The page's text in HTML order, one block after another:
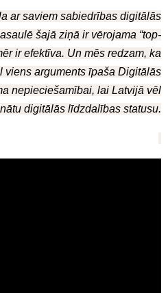
ar saviem sabiedrības digitālās
šajā ziņā ir vērojama “top-
ir efektīva. Un mēs redzam, ka
viens arguments īpaša Digitālās
nepieciešamībai, lai Latvijā vēl
digitālās līdzdalības statusu.